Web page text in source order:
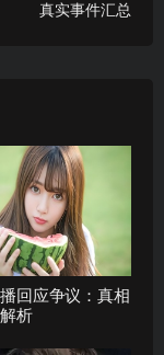
真实事件汇总
回应争议：真相
析